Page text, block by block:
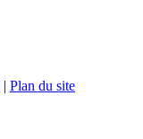
| Plan du site